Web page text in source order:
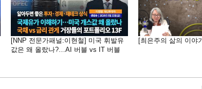
[NNP 전문가패널:이현철] 미국 휘발유
값은 왜 올랐나?…AI 버블 vs IT 버블
[최은주의 삶의 이야